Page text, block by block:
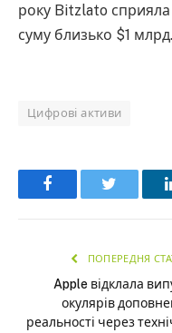
року Bitzlato
суму близько $1 млрд.
Цифрові активи
Facebook
ПОПЕРЕДНЯ
Apple відклала
окулярів
реальності через